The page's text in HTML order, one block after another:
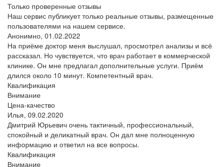
Только проверенные отзывы
Наш сервис публикует только реальные отзывы, размещенные
пользователями на нашем сервисе.
Анонимно, 01.02.2022
На приёме доктор меня выслушал, просмотрел анализы и всё
рассказал. Но чувствуется, что врач работает в коммерческой
клинике. Он мне предлагал дополнительные услуги. Приём
длился около 10 минут. Компетентный врач.
Квалификация
Внимание
Цена-качество
Илья, 09.02.2020
Дмитрий Юрьевич очень тактичный, профессиональный,
спокойный и деликатный врач. Он дал мне полноценную
информацию и ответил на все вопросы.
Квалификация
Внимание